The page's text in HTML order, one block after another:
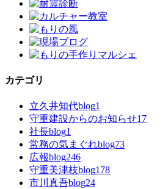
カテゴリ
立久井知代blog1
守重建設からのお知らせ17
社長blog1
常務の気まぐれblog73
広報blog246
守重美津枝blog178
市川真吾blog24